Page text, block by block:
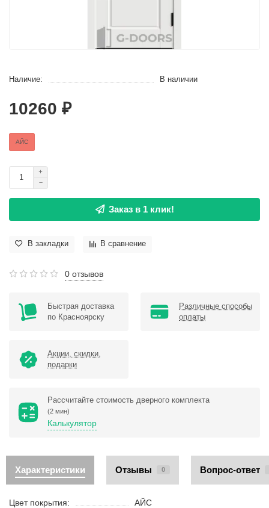
Наличие: В наличии
10260 ₽
АЙС
Заказ в 1 клик!
В закладки В сравнение
0 отзывов
Быстрая доставка
по Красноярску
Различные способы
оплаты
Акции, скидки,
подарки
Рассчитайте стоимость дверного комплекта
(2 мин)
Калькулятор
Характеристики Отзывы 0 Вопрос-ответ
Цвет покрытия:
АЙС